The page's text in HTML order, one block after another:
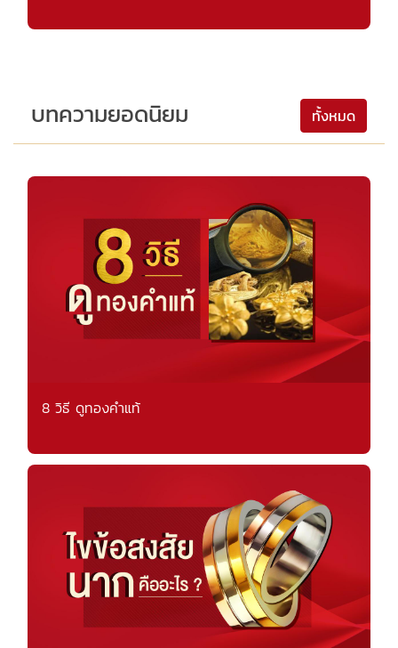
บทความยอดนิยม ทั้งหมด
8 วิธี ดูทองคำแท้